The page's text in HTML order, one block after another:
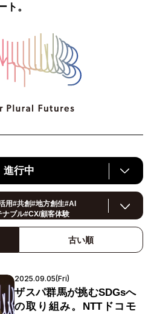
ト。
進行中
用#共創#地方創生#AI
ナブル#CX/顧客体験
ー #働き方改革
スマートファクトリー
古い順
2025.09.05(Fri)
ザスパ群馬が挑むSDGsへ
の取り組み。NTTドコモ